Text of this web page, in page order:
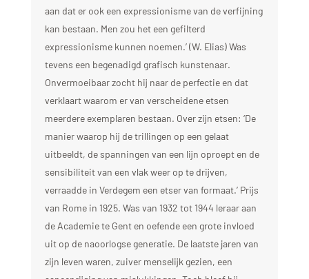
aan dat er ook een expressionisme van de verfijning
kan bestaan. Men zou het een gefilterd
expressionisme kunnen noemen.’ (W. Elias) Was
tevens een begenadigd grafisch kunstenaar.
Onvermoeibaar zocht hij naar de perfectie en dat
verklaart waarom er van verscheidene etsen
meerdere exemplaren bestaan. Over zijn etsen: ‘De
manier waarop hij de trillingen op een gelaat
uitbeeldt, de spanningen van een lijn oproept en de
sensibiliteit van een vlak weer op te drijven,
verraadde in Verdegem een etser van formaat.’ Prijs
van Rome in 1925. Was van 1932 tot 1944 leraar aan
de Academie te Gent en oefende een grote invloed
uit op de naoorlogse generatie. De laatste jaren van
zijn leven waren, zuiver menselijk gezien, een